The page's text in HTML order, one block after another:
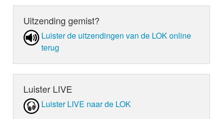
Uitzending gemist?
Luister de uit­zen­din­gen van de LOK online
terug
Luister LIVE
Luister LIVE naar de LOK